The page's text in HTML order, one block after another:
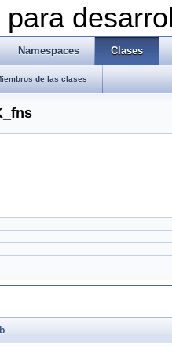
Namespaces Clases
de las clases